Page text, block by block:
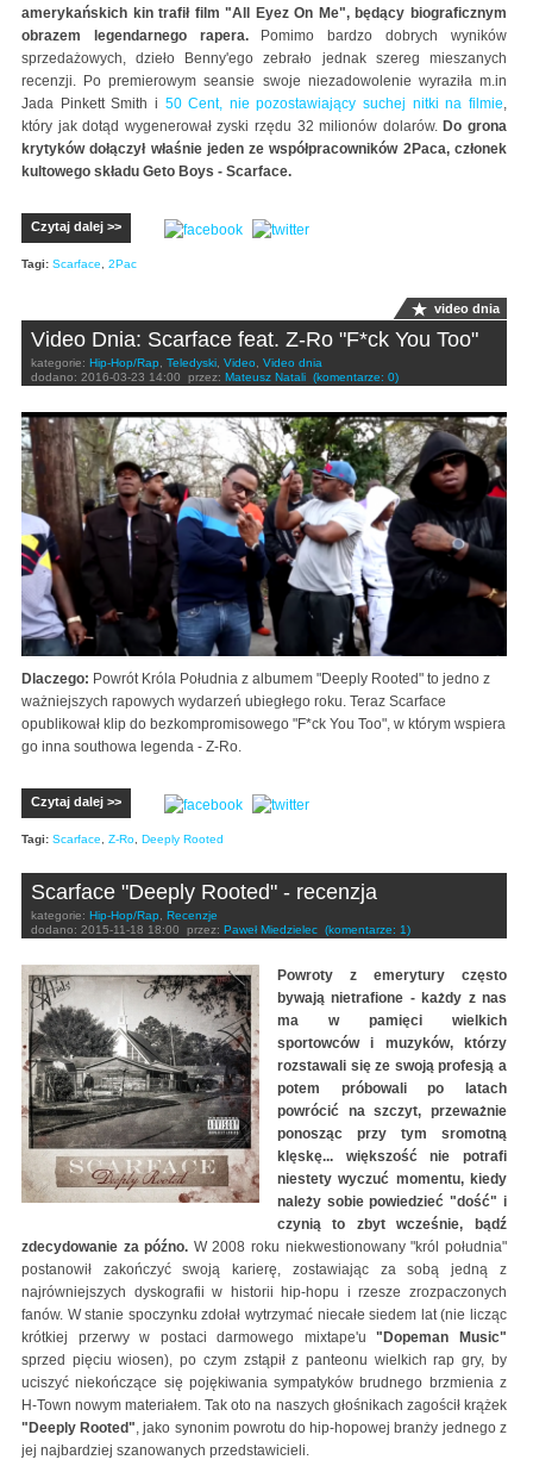
amerykańskich kin trafił film "All Eyez On Me", będący biograficznym
obrazem legendarnego rapera.Pomimo bardzo dobrych wyników
sprzedażowych, dzieło Benny'ego zebrało jednak szereg mieszanych
recenzji. Po premierowym seansie swoje niezadowolenie wyraziła m.in
Jada Pinkett Smith i 50 Cent, nie pozostawiający suchej nitki na filmie
który jak dotąd wygenerował zyski rzędu 32 milionów dolarów. Do grona
krytyków dołączył właśnie jeden ze współpracowników 2Paca, członek
kultowego składu Geto Boys - Scarface.
Czytaj dalej >>
Tagi: Scarface 2Pac
video dnia
Video Dnia: Scarface feat. Z-Ro "F*ck You Too"
kategorie: Hip-Hop/Rap Teledyski Video
Video dnia
dodano: 2016-03-23 14:00 przez: Mateusz Natali (komentarze: 0)
Dlaczego: Powrót Króla Południa z albumem "Deeply Rooted" to jedno z
ważniejszych rapowych wydarzeń ubiegłego roku. Teraz Scarface
opublikował klip do bezkompromisowego "F*ck You Too", w którym wspiera
go inna southowa legenda - Z-Ro.
Czytaj dalej >>
Tagi: Scarface, Z-Ro, Deeply Rooted
Scarface "Deeply Rooted" - recenzja
kategorie: Hip-Hop/Rap, Recenzje
dodano: 2015-11-18 18:00 przez: Paweł Miedzielec (komentarze: 1)
Powroty z emerytury często
bywają nietrafione - każdy z nas
ma w pamięci wielkich
sportowców i muzyków, którzy
rozstawali się ze swoją profesją a
potem próbowali po latach
powrócić na szczyt, przeważnie
ponosząc przy tym sromotną
klęskę... większość nie potrafi
niestety wyczuć momentu, kiedy
należy sobie powiedzieć "dość" i
czynią to zbyt wcześnie, bądź
zdecydowanie za późno. W 2008 roku niekwestionowany "król południa"
postanowił zakończyć swoją karierę, zostawiając za sobą jedną z
najrówniejszych dyskografii w historii hip-hopu i rzesze zrozpaczonych
fanów. W stanie spoczynku zdołał wytrzymać niecałe siedem lat (nie licząc
krótkiej przerwy w postaci darmowego mixtape'u"Dopeman Music"
sprzed pięciu wiosen), po czym zstąpił z panteonu wielkich rap gry, by
uciszyć niekończące się pojękiwania sympatyków brudnego brzmienia z
H-Town nowym materiałem. Tak oto na naszych głośnikach zagościł krążek
"Deeply Rooted", jako synonim powrotu do hip-hopowej branży jednego z
jej najbardziej szanowanych przedstawicieli.